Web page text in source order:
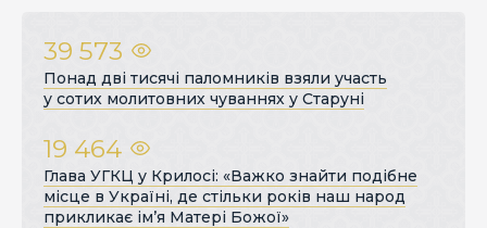
39 573
Понад дві тисячі паломників взяли участь
у сотих молитовних чуваннях у Старуні
19 464
Глава УГКЦ у Крилосі: «Важко знайти подібне
місце в Україні, де стільки років наш народ
прикликає ім’я Матері Божої»